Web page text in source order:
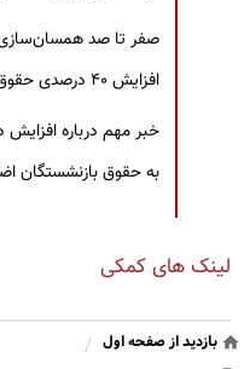
صفر تا صد همسان‌سازی
افزایش ۴۰ درصدی حقوق بازنشستگان
خبر مهم درباره
به حقوق بازنشستگان
لینک های کمکی
بازدید از صفحه اول /